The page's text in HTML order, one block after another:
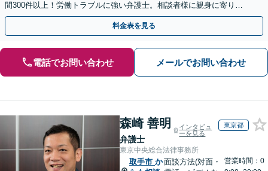
間300件以上！労働トラブルに強い弁護士。相談者様に親身に寄り添
い、ご納得のいただける解決を【休日・夜間相談OK】
料金表を見る
電話でお問い合わせ メールでお問い合わせ
森崎 善明
弁護士
インタビュ
ーを見る
東京都
東京中央総合法律事務所
取手市 か面談方法(対面・
営業時間：0